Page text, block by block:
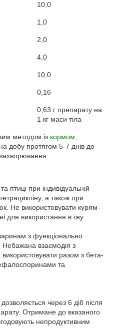
10,0
1,0
2,0
4,0
10,0
0,16
0,63 г препарату на
1 кг маси тіла
методом із кормом,
добу протягом 5-7 днів до
птиці при індивідуальній
а також при
Не використовувати курям-
для використання в їжу
з функціонально
взаємодія з
разом з бета-
та
через 6 діб після
Отримане до вказаного
непродуктивним